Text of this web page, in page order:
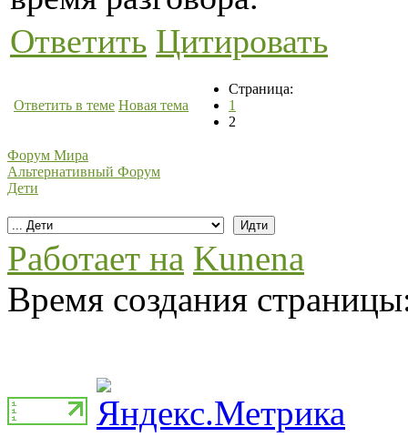
Ответить Цитировать
Ответить в теме Новая тема
Страница:
1
2
Форум Мира
Альтернативный Форум
Дети
Работает на Kunena
Время создания